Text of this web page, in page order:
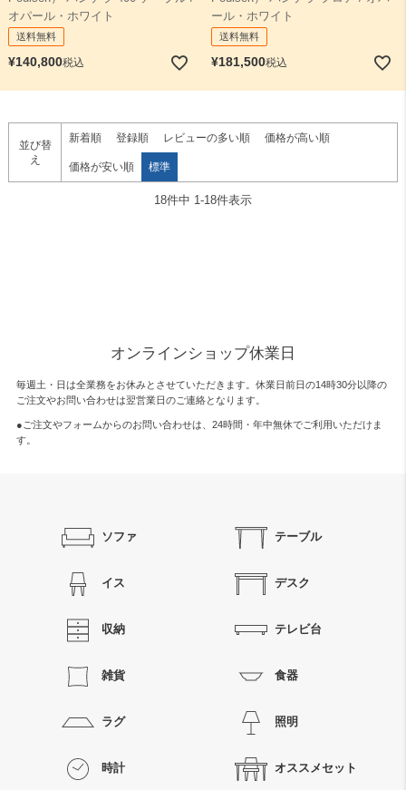
オパール・ホワイト
送料無料
¥140,800税込
ール・ホワイト
送料無料
¥181,500税込
並び替
え
新着順 登録順 レビューの多い順 価格が高い順
価格が安い順 標準
18件中 1-18件表示
オンラインショップ休業日
毎週土・日は全業務をお休みとさせていただきます。休業日前日の14時30分以降の
ご注文やお問い合わせは翌営業日のご連絡となります。
●ご注文やフォームからのお問い合わせは、 24時間・年中無休でご利用いただけま
す。
ソファ テーブル
イス デスク
収納 テレビ台
雑貨 食器
ラグ 照明
時計 オススメセット